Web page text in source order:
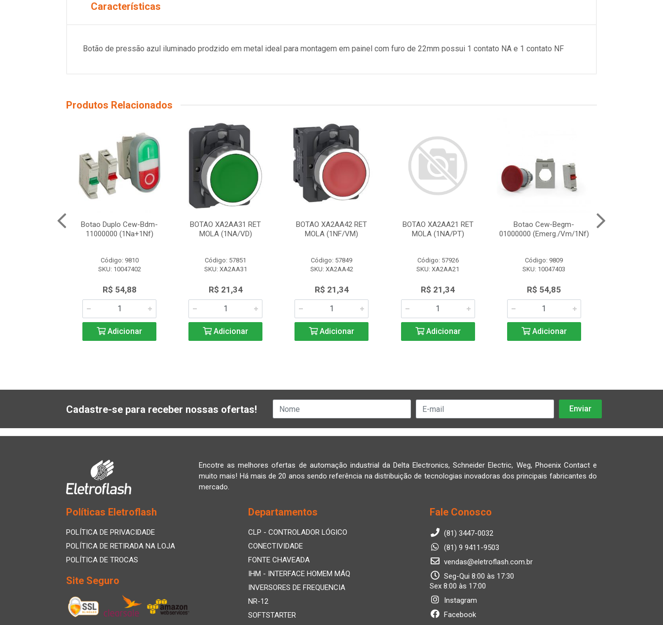
Características
Botão de pressão azul iluminado prodzido em metal ideal para montagem em painel com furo de 22mm possui 1 contato NA e 1 contato NF
Produtos Relacionados
Botao Duplo Cew-Bdm-
11000000 (1Na+1Nf)
Código: 9810
SKU: 10047402
R$ 54,88
Adicionar
BOTAO XA2AA31 RET
MOLA (1NA/VD)
Código: 57851
SKU: XA2AA31
R$ 21,34
Adicionar
BOTAO XA2AA42 RET
MOLA (1NF/VM)
Código: 57849
SKU: XA2AA42
R$ 21,34
Adicionar
BOTAO XA2AA21 RET
MOLA (1NA/PT)
Código: 57926
SKU: XA2AA21
R$ 21,34
Adicionar
Botao Cew-Begm-
01000000 (Emerg./Vm/1Nf)
Código: 9809
SKU: 10047403
R$ 54,85
Adicionar
Cadastre-se para receber nossas ofertas!
Encotre as melhores ofertas de automação industrial da Delta Electronics, Schneider Electric, Weg, Phoenix Contact e
muito mais! Há mais de 20 anos sendo referência na distribuição de tecnologias inovadoras dos principais fabricantes do
mercado.
Políticas Eletroflash
POLÍTICA DE PRIVACIDADE
POLÍTICA DE RETIRADA NA LOJA
POLÍTICA DE TROCAS
Site Seguro
Departamentos
CLP - CONTROLADOR LÓGICO
CONECTIVIDADE
FONTE CHAVEADA
IHM - INTERFACE HOMEM MÁQ
INVERSORES DE FREQUENCIA
NR-12
SOFTSTARTER
Fale Conosco
(81) 3447-0032
(81) 9 9411-9503
vendas@eletroflash.com.br
Seg-Qui 8:00 às 17:30
Sex 8:00 às 17:00
Instagram
Facebook